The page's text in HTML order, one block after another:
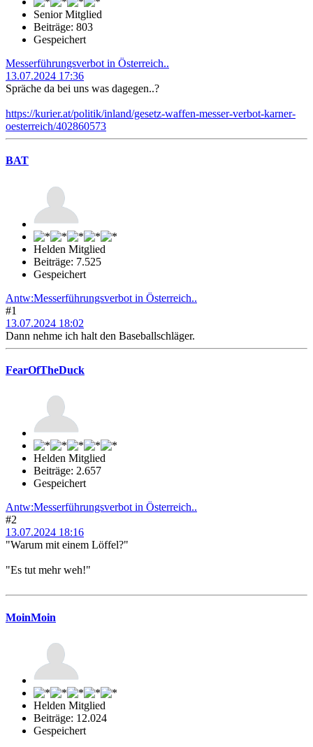
Senior Mitglied
Beiträge: 803
Gespeichert
Messerführungsverbot in Österreich..
13.07.2024 17:36
Spräche da bei uns was dagegen..?
https://kurier.at/politik/inland/gesetz-waffen-messer-verbot-karner-
oesterreich/402860573
BAT
Helden Mitglied
Beiträge: 7.525
Gespeichert
Antw:Messerführungsverbot in Österreich..
#1
13.07.2024 18:02
Dann nehme ich halt den Baseballschläger.
FearOfTheDuck
Helden Mitglied
Beiträge: 2.657
Gespeichert
Antw:Messerführungsverbot in Österreich..
#2
13.07.2024 18:16
"Warum mit einem Löffel?"
"Es tut mehr weh!"
MoinMoin
Helden Mitglied
Beiträge: 12.024
Gespeichert